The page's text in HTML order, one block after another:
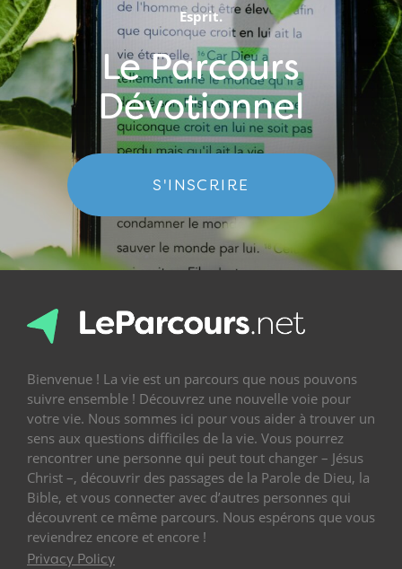
Esprit.
Le Parcours
Dévotionnel
S'INSCRIRE
Bienvenue ! La vie est un parcours que nous pouvons
suivre ensemble ! Découvrez une nouvelle voie pour
votre vie. Nous sommes ici pour vous aider à trouver un
sens aux questions difficiles de la vie. Vous pourrez
rencontrer une personne qui peut tout changer – Jésus
Christ –, découvrir des passages de la Parole de Dieu, la
Bible, et vous connecter avec d’autres personnes qui
découvrent ce même parcours. Nous espérons que vous
reviendrez encore et encore !
Privacy Policy